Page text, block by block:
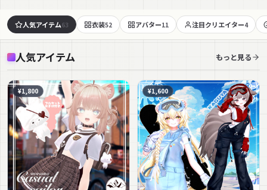
人気アイテム63 衣装52 アバター11 注目クリエイター4
人気アイテム もっと見る
¥1,800 ¥1,600